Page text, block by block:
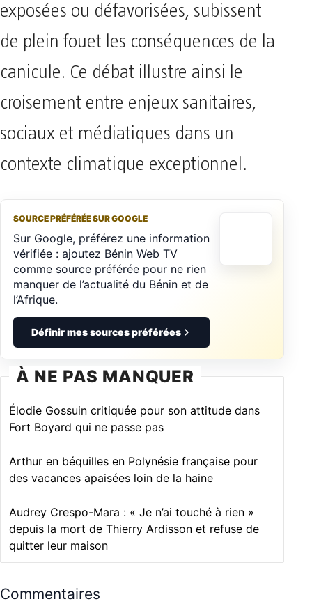
exposées ou défavorisées, subissent
de plein fouet les conséquences de la
canicule. Ce débat illustre ainsi le
croisement entre enjeux sanitaires,
sociaux et médiatiques dans un
contexte climatique exceptionnel.
SOURCE PRÉFÉRÉE SUR GOOGLE
Sur Google, préférez une information
vérifiée : ajoutez Bénin Web TV
comme source préférée pour ne rien
manquer de l’actualité du Bénin et de
l’Afrique.
Définir mes sources préférées
À NE PAS MANQUER
Élodie Gossuin critiquée pour son attitude dans
Fort Boyard qui ne passe pas
Arthur en béquilles en Polynésie française pour
des vacances apaisées loin de la haine
Audrey Crespo-Mara : « Je n’ai touché à rien »
depuis la mort de Thierry Ardisson et refuse de
quitter leur maison
Commentaires